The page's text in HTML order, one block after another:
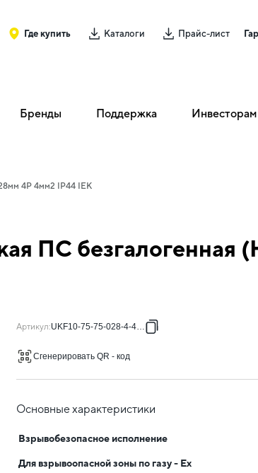
Где купить Каталоги Прайс-лист
Бренды Поддержка Инвесторам
4P 4мм2 IP44 IEK
ПС безгалогенная
Артикул:UKF10-75-75-028-4-4-09
Сгенерировать QR - код
Основные характеристики
Взрывобезопасное исполнение
Для взрывоопасной зоны по газу - Ex